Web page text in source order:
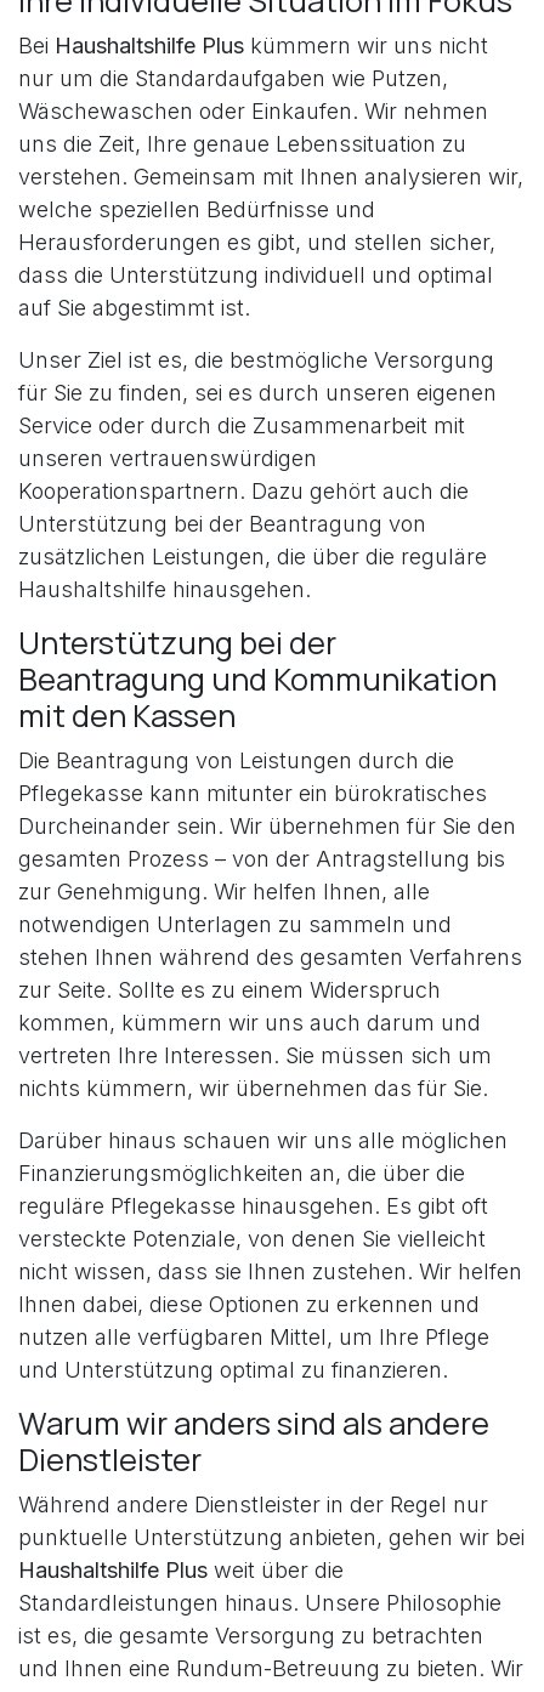
Bei Haushaltshilfe Plus kümmern wir uns nicht
nur um die Standardaufgaben wie Putzen,
Wäschewaschen oder Einkaufen. Wir nehmen
uns die Zeit, Ihre genaue Lebenssituation zu
verstehen. Gemeinsam mit Ihnen analysieren wir,
welche speziellen Bedürfnisse und
Herausforderungen es gibt, und stellen sicher,
dass die Unterstützung individuell und optimal
auf Sie abgestimmt ist.
Unser Ziel ist es, die bestmögliche Versorgung
für Sie zu finden, sei es durch unseren eigenen
Service oder durch die Zusammenarbeit mit
unseren vertrauenswürdigen
Kooperationspartnern. Dazu gehört auch die
Unterstützung bei der Beantragung von
zusätzlichen Leistungen, die über die reguläre
Haushaltshilfe hinausgehen.
Unterstützung bei der
Beantragung und Kommunikation
mit den Kassen
Die Beantragung von Leistungen durch die
Pflegekasse kann mitunter ein bürokratisches
Durcheinander sein. Wir übernehmen für Sie den
gesamten Prozess – von der Antragstellung bis
zur Genehmigung. Wir helfen Ihnen, alle
notwendigen Unterlagen zu sammeln und
stehen Ihnen während des gesamten Verfahrens
zur Seite. Sollte es zu einem Widerspruch
kommen, kümmern wir uns auch darum und
vertreten Ihre Interessen. Sie müssen sich um
nichts kümmern, wir übernehmen das für Sie.
Darüber hinaus schauen wir uns alle möglichen
Finanzierungsmöglichkeiten an, die über die
reguläre Pflegekasse hinausgehen. Es gibt oft
versteckte Potenziale, von denen Sie vielleicht
nicht wissen, dass sie Ihnen zustehen. Wir helfen
Ihnen dabei, diese Optionen zu erkennen und
nutzen alle verfügbaren Mittel, um Ihre Pflege
und Unterstützung optimal zu finanzieren.
Warum wir anders sind als andere
Dienstleister
Während andere Dienstleister in der Regel nur
punktuelle Unterstützung anbieten, gehen wir bei
Haushaltshilfe Plus weit über die
Standardleistungen hinaus. Unsere Philosophie
ist es, die gesamte Versorgung zu betrachten
und Ihnen eine Rundum-Betreuung zu bieten. Wir